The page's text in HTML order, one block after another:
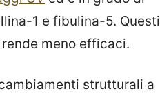
1 e fibulina-5. Questi
meno efficaci.
strutturali a